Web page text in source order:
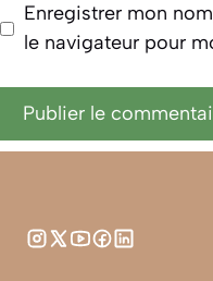
Enregistrer mon
le navigateur pour